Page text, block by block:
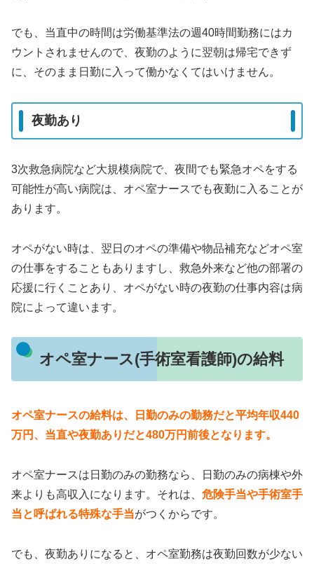
でも、当直中の時間は労働基準法の週40時間勤務にはカ
ウントされませんので、夜勤のように翌朝は帰宅できず
に、そのまま日勤に入って働かなくてはいけません。
夜勤あり
3次救急病院など大規模病院で、夜間でも緊急オペをする
可能性が高い病院は、オペ室ナースでも夜勤に入ることが
あります。
オペがない時は、翌日のオペの準備や物品補充などオペ室
の仕事をすることもありますし、救急外来など他の部署の
応援に行くことあり、オペがない時の夜勤の仕事内容は病
院によって違います。
オペ室ナース(手術室看護師)の給料
オペ室ナースの給料は、日勤のみの勤務だと平均年収440
万円、当直や夜勤ありだと480万円前後となります。
オペ室ナースは日勤のみの勤務なら、日勤のみの病棟や外
来よりも高収入になります。それは、 危険手当や手術室手
当と呼ばれる特殊な手当がつくからです。
でも、夜勤ありになると、オペ室勤務は夜勤回数が少ない